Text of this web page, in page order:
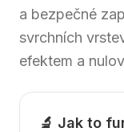
a bezpečné
svrchních
efektem a
🔬 Jak to